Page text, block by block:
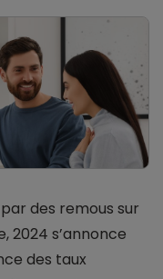
des remous sur
2024 s’annonce
des taux